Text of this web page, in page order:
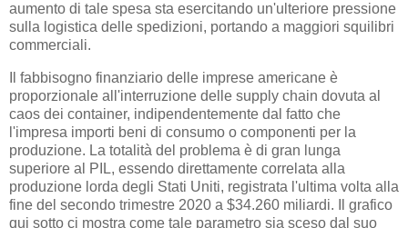
aumento di tale spesa sta esercitando un'ulteriore pressione
sulla logistica delle spedizioni, portando a maggiori squilibri
commerciali.
Il fabbisogno finanziario delle imprese americane è
proporzionale all'interruzione delle supply chain dovuta al
caos dei container, indipendentemente dal fatto che
l'impresa importi beni di consumo o componenti per la
produzione. La totalità del problema è di gran lunga
superiore al PIL, essendo direttamente correlata alla
produzione lorda degli Stati Uniti, registrata l'ultima volta alla
fine del secondo trimestre 2020 a $34.260 miliardi. Il grafico
qui sotto ci mostra come tale parametro sia sceso dal suo